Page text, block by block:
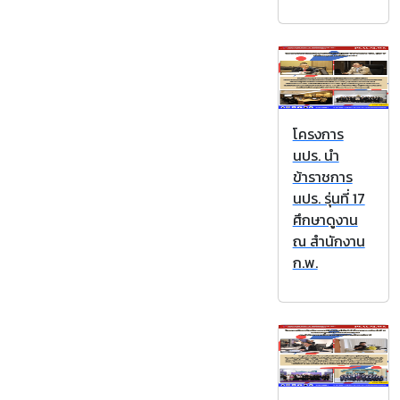
โครงการ
นปร. นำ
ข้าราชการ
นปร. รุ่นที่ 17
ศึกษาดูงาน
ณ สำนักงาน
ก.พ.